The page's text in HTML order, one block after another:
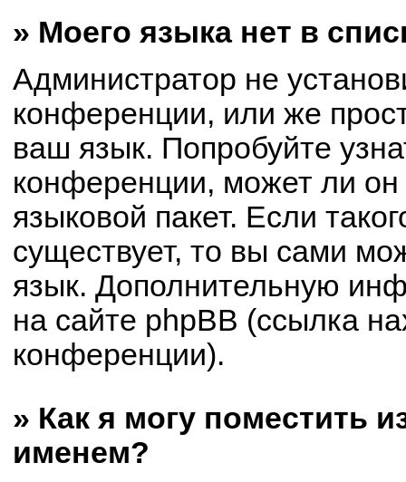
» Моего языка нет в
Администратор не
конференции, или же
ваш язык. Попробуйте
конференции, может ли
языковой пакет. Если
существует, то вы сами
язык. Дополнительную
на сайте phpBB (ссылка
конференции).
» Как я могу поместить
именем?